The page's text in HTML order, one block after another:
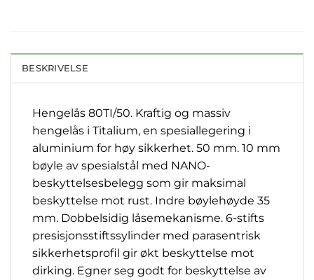
BESKRIVELSE
Hengelås 80TI/50. Kraftig og massiv
hengelås i Titalium, en spesiallegering i
aluminium for høy sikkerhet. 50 mm. 10 mm
bøyle av spesialstål med NANO-
beskyttelsesbelegg som gir maksimal
beskyttelse mot rust. Indre bøylehøyde 35
mm. Dobbelsidig låsemekanisme. 6-stifts
presisjonsstiftssylinder med parasentrisk
sikkerhetsprofil gir økt beskyttelse mot
dirking. Egner seg godt for beskyttelse av